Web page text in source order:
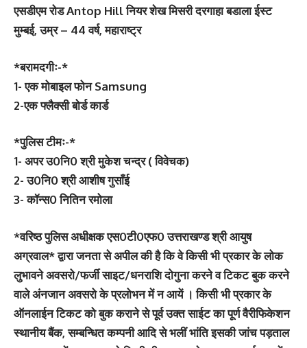
एसडीएम रोड Antop Hill नियर शेख मिसरी दरगाहा बडाला ईस्ट
मुम्बई, उम्र – 44 वर्ष, महाराष्ट्र
*बरामदगीः-*
1- एक मोबाइल फोन Samsung
2-एक फ्लैक्सी बोर्ड कार्ड
*पुलिस टीमः-*
1- अपर उ0नि0 श्री मुकेश चन्द्र ( विवेचक)
2- उ0नि0 श्री आशीष गुसाँई
3- कॉन्स0 नितिन रमोला
*वरिष्ठ पुलिस अधीक्षक एस0टी0एफ0 उत्तराखण्ड श्री आयुष
अग्रवाल* द्वारा जनता से अपील की है कि वे किसी भी प्रकार के लोक
लुभावने अवसरो/फर्जी साइट/धनराशि दोगुना करने व टिकट बुक करने
वाले अंनजान अवसरो के प्रलोभन में न आयें । किसी भी प्रकार के
ऑनलाईन टिकट को बुक कराने से पूर्व उक्त साईट का पूर्ण वैरीफिकेशन
स्थानीय बैंक, सम्बन्धित कम्पनी आदि से भलीं भांति इसकी जांच पड़ताल